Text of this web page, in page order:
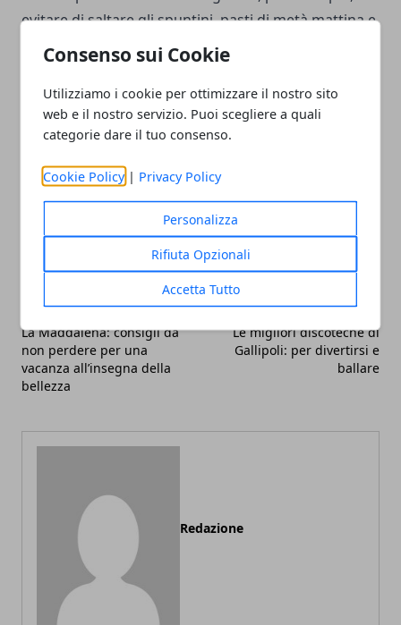
Consenso sui Cookie
Utilizziamo i cookie per ottimizzare il nostro sito
web e il nostro servizio. Puoi scegliere a quali
categorie dare il tuo consenso.
Cookie Policy | Privacy Policy
Personalizza
Rifiuta Opzionali
Accetta Tutto
evitare di saltare gli spuntini, pasti di metà mattina e
metà pomeriggio che aiutano ad affrontare la
metabolismo.
Whatsapp
Articolo Precedente
La Maddalena: consigli da
non perdere per una
vacanza all’insegna della
bellezza
Articolo Successivo
Le migliori discoteche di
Gallipoli: per divertirsi e
ballare
Redazione